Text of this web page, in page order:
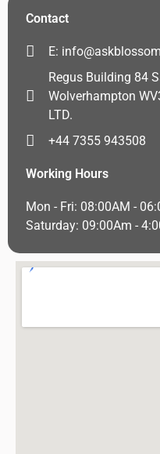
Contact
E:
Regus Building 84
Wolverhampton
LTD.
+44 7355 943508
Working Hours
Mon - Fri: 08:00AM -
Saturday: 09:00Am -